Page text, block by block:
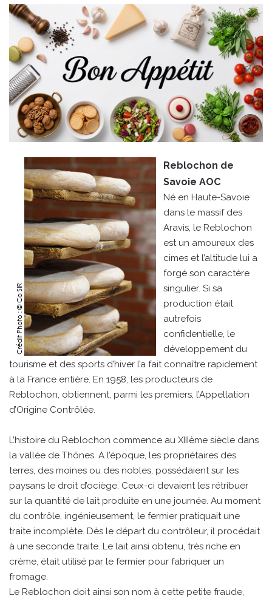
Reblochon de
Savoie AOC
Né en Haute-Savoie
dans le massif des
Aravis, le Reblochon
est un amoureux des
cimes et l’altitude lui a
forgé son caractère
singulier. Si sa
production était
autrefois
confidentielle, le
développement du
tourisme et des sports d’hiver l’a fait connaître rapidement
à la France entière. En 1958, les producteurs de
Reblochon, obtiennent, parmi les premiers, l’Appellation
d’Origine Contrôlée.
L’histoire du Reblochon commence au XIIIème siècle dans
la vallée de Thônes. A l’époque, les propriétaires des
terres, des moines ou des nobles, possédaient sur les
paysans le droit d’ociège. Ceux-ci devaient les rétribuer
sur la quantité de lait produite en une journée. Au moment
du contrôle, ingénieusement, le fermier pratiquait une
traite incomplète. Dès le départ du contrôleur, il procédait
à une seconde traite. Le lait ainsi obtenu, très riche en
crème, était utilisé par le fermier pour fabriquer un
fromage.
Le Reblochon doit ainsi son nom à cette petite fraude,